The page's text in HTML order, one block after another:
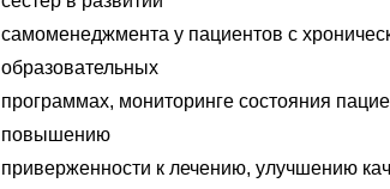
самоменеджмента у пациентов с
образовательных
программах, мониторинге состояния
повышению
приверженности к лечению, улучшению